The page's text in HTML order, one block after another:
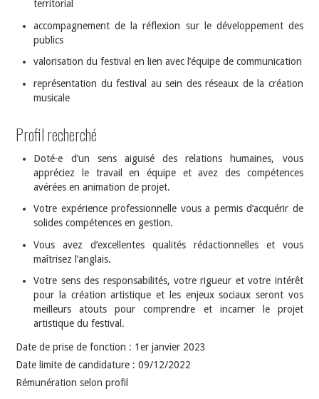
territorial
accompagnement de la réflexion sur le développement des
publics
valorisation du festival en lien avec l’équipe de communication
représentation du festival au sein des réseaux de la création
musicale
Profil recherché
Doté·e d’un sens aiguisé des relations humaines, vous
appréciez le travail en équipe et avez des compétences
avérées en animation de projet.
Votre expérience professionnelle vous a permis d’acquérir de
solides compétences en gestion.
Vous avez d’excellentes qualités rédactionnelles et vous
maîtrisez l’anglais.
Votre sens des responsabilités, votre rigueur et votre intérêt
pour la création artistique et les enjeux sociaux seront vos
meilleurs atouts pour comprendre et incarner le projet
artistique du festival.
Date de prise de fonction : 1er janvier 2023
Date limite de candidature : 09/12/2022
Rémunération selon profil